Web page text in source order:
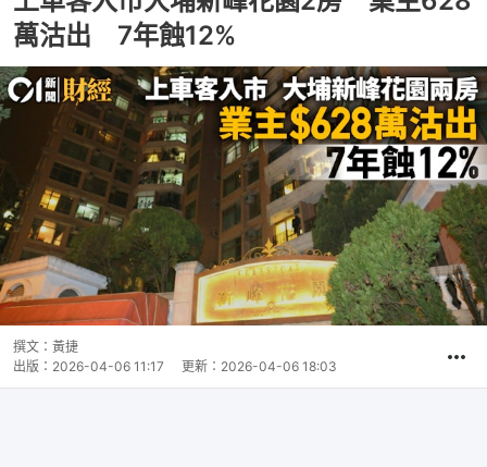
萬沽出 7年蝕12%
撰文： 黃捷
出版： 2026-04-06 11:17 更新： 2026-04-06 18:03